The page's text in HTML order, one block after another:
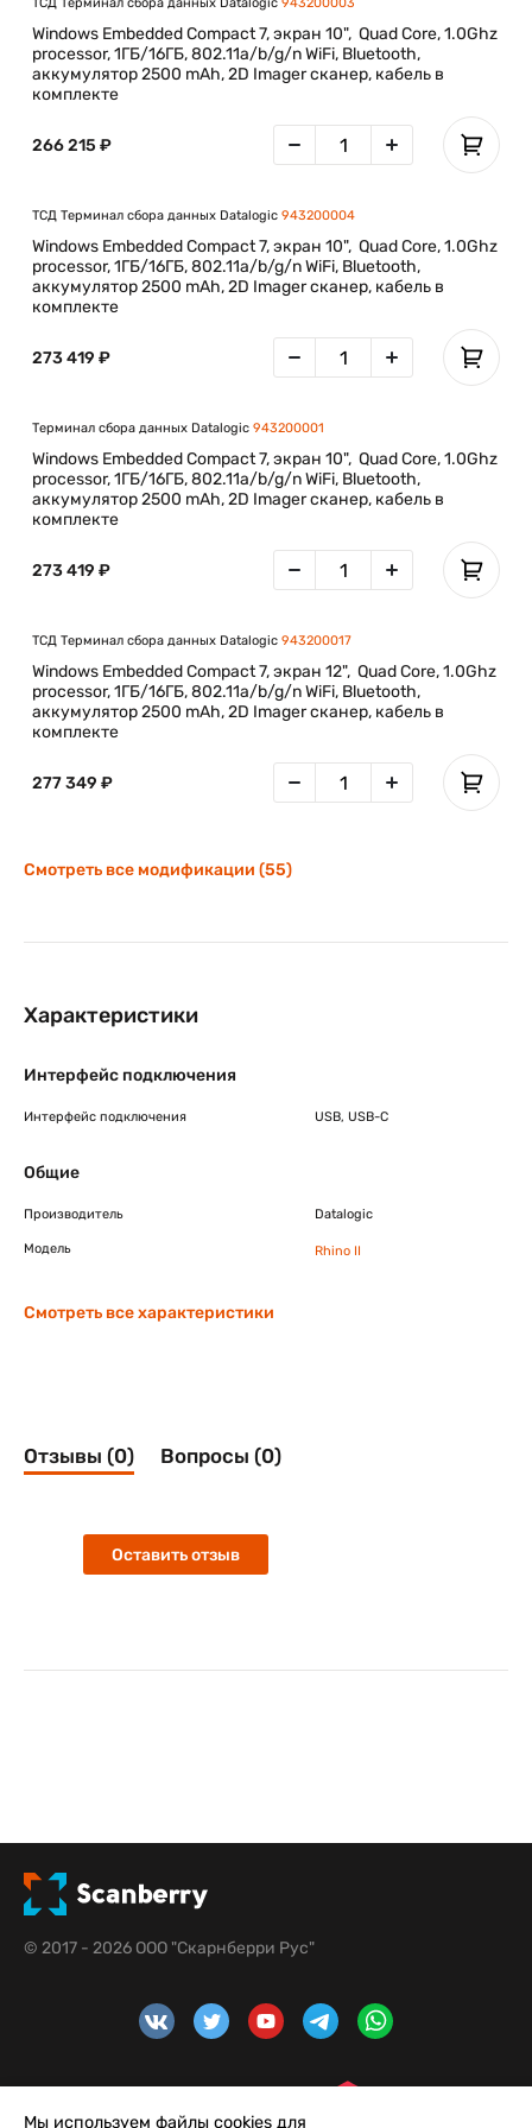
Windows Embedded Compact 7, экран 10", Quad Core, 1.0Ghz
processor, 1ГБ/16ГБ, 802.11a/b/g/n WiFi, Bluetooth,
аккумулятор 2500 mAh, 2D Imager сканер, кабель в
комплекте
266 215 ₽
ТСД Терминал сбора данных Datalogic 943200004
Windows Embedded Compact 7, экран 10", Quad Core, 1.0Ghz
processor, 1ГБ/16ГБ, 802.11a/b/g/n WiFi, Bluetooth,
аккумулятор 2500 mAh, 2D Imager сканер, кабель в
комплекте
273 419 ₽
Терминал сбора данных Datalogic 943200001
Windows Embedded Compact 7, экран 10", Quad Core, 1.0Ghz
processor, 1ГБ/16ГБ, 802.11a/b/g/n WiFi, Bluetooth,
аккумулятор 2500 mAh, 2D Imager сканер, кабель в
комплекте
273 419 ₽
ТСД Терминал сбора данных Datalogic 943200017
Windows Embedded Compact 7, экран 12", Quad Core, 1.0Ghz
processor, 1ГБ/16ГБ, 802.11a/b/g/n WiFi, Bluetooth,
аккумулятор 2500 mAh, 2D Imager сканер, кабель в
комплекте
277 349 ₽
Смотреть все модификации (55)
Характеристики
Интерфейс подключения
Интерфейс подключения USB, USB-C
Общие
Производитель Datalogic
Модель Rhino II
Смотреть все характеристики
Отзывы (0) Вопросы (0)
Оставить отзыв
© 2017 - 2026 ООО "Скарнберри Рус"
Мы используем файлы cookies для